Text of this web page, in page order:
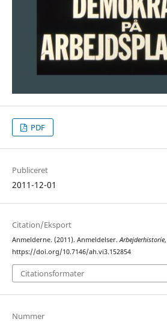
PDF
Publiceret
2011-12-01
Citation/Eksport
Anmelderne. (2011). Anmeldelser.Arbejderhistorie
https://doi.org/10.7146/ah.vi3.152854
Citationsformater
Nummer